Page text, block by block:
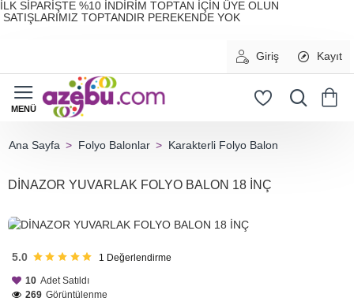
İLK SİPARİŞTE %10 İNDİRİM TOPTAN İÇİN ÜYE OLUN
SATIŞLARIMIZ TOPTANDIR PEREKENDE YOK
Giriş Kayıt
Folyo Balonlar Karakterli Folyo Balon
DİNAZOR YUVARLAK FOLYO BALON 18 İNÇ
5.0 1 Değerlendirme
10 Adet Satıldı
269 Görüntülenme